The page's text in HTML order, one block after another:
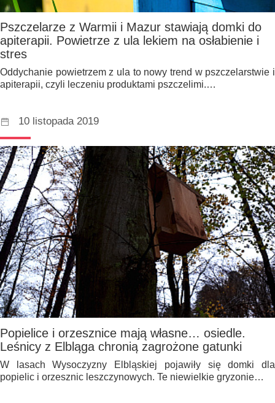
Pszczelarze z Warmii i Mazur stawiają domki do
apiterapii. Powietrze z ula lekiem na osłabienie i
stres
Oddychanie powietrzem z ula to nowy trend w pszczelarstwie i
apiterapii, czyli leczeniu produktami pszczelimi.…
10 listopada 2019
Popielice i orzesznice mają własne… osiedle.
Leśnicy z Elbląga chronią zagrożone gatunki
W lasach Wysoczyzny Elbląskiej pojawiły się domki dla
popielic i orzesznic leszczynowych. Te niewielkie gryzonie…